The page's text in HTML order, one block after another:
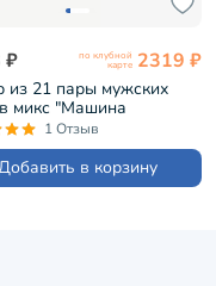
₽ по клубной
карте 2319 ₽
из 21 пары мужских
микс "Машина
(НС-21-201)
1 Отзыв
в корзину